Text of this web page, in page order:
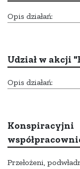
Opis działań:
Udział w akcji
Opis działań:
Konspiracyjni
Przełożeni,